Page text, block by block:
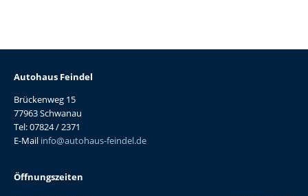
Autohaus Feindel
Brückenweg 15
77963 Schwanau
Tel: 07824 / 2371
E-Mail info@autohaus-feindel.de
Öffnungszeiten